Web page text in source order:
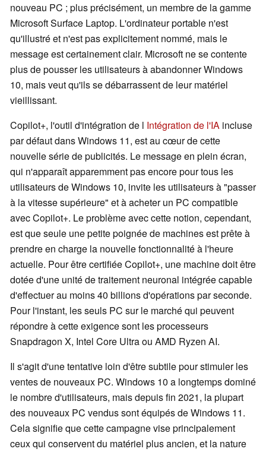
nouveau PC ; plus précisément, un membre de la gamme
Microsoft Surface Laptop. L'ordinateur portable n'est
qu'illustré et n'est pas explicitement nommé, mais le
message est certainement clair. Microsoft ne se contente
plus de pousser les utilisateurs à abandonner Windows
10, mais veut qu'ils se débarrassent de leur matériel
vieillissant.
Copilot+, l'outil d'intégration de l Intégration de l'IA incluse
par défaut dans Windows 11, est au cœur de cette
nouvelle série de publicités. Le message en plein écran,
qui n'apparaît apparemment pas encore pour tous les
utilisateurs de Windows 10, invite les utilisateurs à "passer
à la vitesse supérieure" et à acheter un PC compatible
avec Copilot+. Le problème avec cette notion, cependant,
est que seule une petite poignée de machines est prête à
prendre en charge la nouvelle fonctionnalité à l'heure
actuelle. Pour être certifiée Copilot+, une machine doit être
dotée d'une unité de traitement neuronal intégrée capable
d'effectuer au moins 40 billions d'opérations par seconde.
Pour l'instant, les seuls PC sur le marché qui peuvent
répondre à cette exigence sont les processeurs
Snapdragon X, Intel Core Ultra ou AMD Ryzen AI.
Il s'agit d'une tentative loin d'être subtile pour stimuler les
ventes de nouveaux PC. Windows 10 a longtemps dominé
le nombre d'utilisateurs, mais depuis fin 2021, la plupart
des nouveaux PC vendus sont équipés de Windows 11.
Cela signifie que cette campagne vise principalement
ceux qui conservent du matériel plus ancien, et la nature